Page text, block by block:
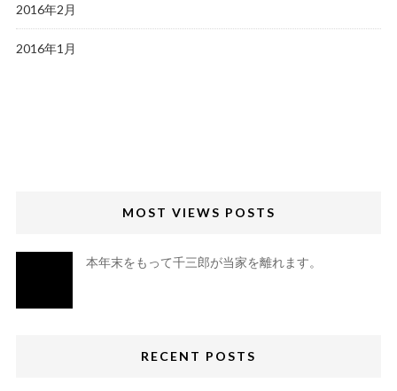
2016年2月
2016年1月
MOST VIEWS POSTS
本年末をもって千三郎が当家を離れます。
RECENT POSTS